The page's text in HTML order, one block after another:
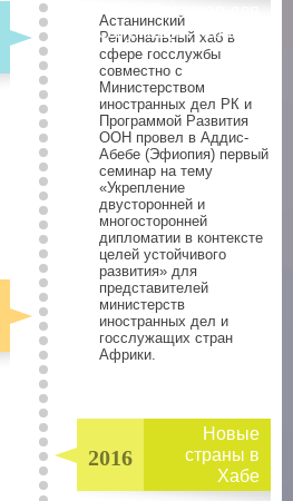
Семинар для
госслужащих Африки
Астанинский
Региональный хаб в
сфере госслужбы
совместно с
Министерством
иностранных дел РК и
Программой Развития
ООН провел в Аддис-
Абебе (Эфиопия) первый
семинар на тему
«Укрепление
двусторонней и
многосторонней
дипломатии в контексте
целей устойчивого
развития» для
представителей
министерств
иностранных дел и
госслужащих стран
Африки.
2016
Новые
страны в
Хабе